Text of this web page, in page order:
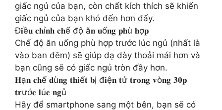
giấc ngủ của bạn, còn chất kích thích sẽ khiến
giấc ngủ của bạn khó đến hơn đấy.
Đ𝐢ề𝐮 𝐜𝐡ỉ𝐧𝐡 𝐜𝐡ế độ ă𝐧 𝐮ố𝐧𝐠 𝐩𝐡ù 𝐡ợ𝐩
Chế độ ăn uống phù hợp trước lúc ngủ (nhất là
vào ban đêm) sẽ giúp dạ dày thoải mái hơn và
bạn cũng sẽ có giấc ngủ tròn đầy hơn.
𝐇ạ𝐧 𝐜𝐡ế 𝐝ù𝐧𝐠 𝐭𝐡𝐢ế𝐭 𝐛ị đ𝐢ệ𝐧 𝐭ử 𝐭𝐫𝐨𝐧𝐠 𝐯ò𝐧𝐠 𝟑𝟎𝐩
𝐭𝐫ướ𝐜 𝐥ú𝐜 𝐧𝐠ủ
Hãy để smartphone sang một bên, bạn sẽ có